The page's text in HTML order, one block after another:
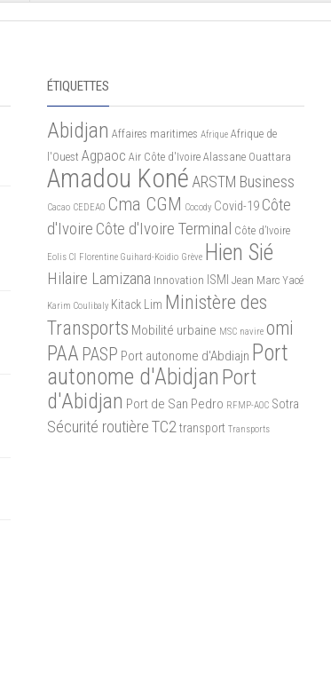
ÉTIQUETTES
Abidjan Affaires maritimes Afrique Afrique de
l'Ouest Agpaoc Air Côte d'Ivoire Alassane Ouattara
Amadou Koné ARSTM Business
Cacao CEDEAO Cma CGM Cocody Covid-19 Côte
d'Ivoire Côte d'Ivoire Terminal Côte d’Ivoire
Eolis CI Florentine Guihard-Koidio Grève Hien Sié
Hilaire Lamizana Innovation ISMI Jean Marc Yacé
Karim Coulibaly Kitack Lim Ministère des
Transports Mobilité urbaine MSC navire omi
PAA PASP Port autonome d'Abdiajn Port
autonome d'Abidjan Port
d'Abidjan Port de San Pedro RFMP-AOC Sotra
Sécurité routièreTC2 transport Transports